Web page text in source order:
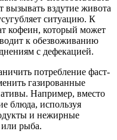
вздутие живота
ситуацию. К
кофеин, который может
к обезвоживанию
с дефекацией.
потребление фаст-
газированные
Например, вместо
блюда, используя
и нежирные
или рыба.